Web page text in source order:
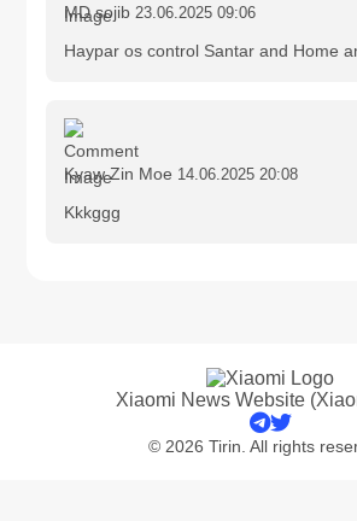
MD sojib 23.06.2025 09:06
Haypar os control Santar and Home
Kyaw Zin Moe 14.06.2025 20:08
Kkkggg
Xiaomi News Website
© 2026 Tirin. All rights